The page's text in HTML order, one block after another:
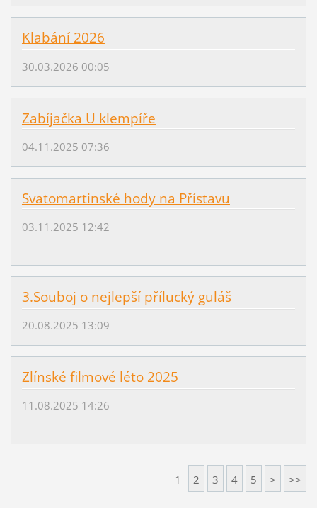
Klabání 2026
30.03.2026 00:05
Zabíjačka U klempíře
04.11.2025 07:36
Svatomartinské hody na Přístavu
03.11.2025 12:42
3.Souboj o nejlepší přílucký guláš
20.08.2025 13:09
Zlínské filmové léto 2025
11.08.2025 14:26
1 2 3 4 5 > >>